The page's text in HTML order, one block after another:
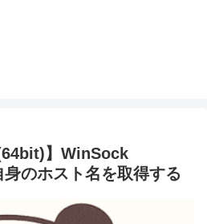
】WinSock
のホスト名を取得する